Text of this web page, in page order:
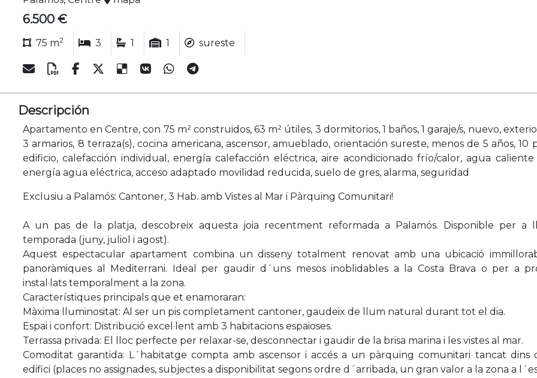
6.500 €
75 m2 3 1 1 sureste
Descripción
Apartamento en Centre, con 75 m² construidos, 63 m² útiles, 3 dormitorios, 1 baños, 1 garaje/s, nuevo,
3 armarios, 8 terraza(s), cocina americana, ascensor, amueblado, orientación sureste, menos de 5 años, 10
edificio, calefacción individual, energía calefacción eléctrica, aire acondicionado frío/calor, agua caliente
energía agua eléctrica, acceso adaptado movilidad reducida, suelo de gres, alarma, seguridad
Exclusiu a Palamós: Cantoner, 3 Hab. amb Vistes al Mar i Pàrquing Comunitari!
A un pas de la platja, descobreix aquesta joia recentment reformada a Palamós. Disponible per a
temporada (juny, juliol i agost).
Aquest espectacular apartament combina un disseny totalment renovat amb una ubicació
panoràmiques al Mediterrani. Ideal per gaudir d´uns mesos inoblidables a la Costa Brava o per a
instal·lats temporalment a la zona.
Característiques principals que et enamoraran:
Màxima lluminositat: Al ser un pis completament cantoner, gaudeix de llum natural durant tot el dia.
Espai i confort: Distribució excel·lent amb 3 habitacions espaioses.
Terrassa privada: El lloc perfecte per relaxar-se, desconnectar i gaudir de la brisa marina i les vistes al mar.
Comoditat garantida: L´habitatge compta amb ascensor i accés a un pàrquing comunitari tancat dins
edifici (places no assignades, subjectes a disponibilitat segons ordre d´arribada, un gran valor a la zona a